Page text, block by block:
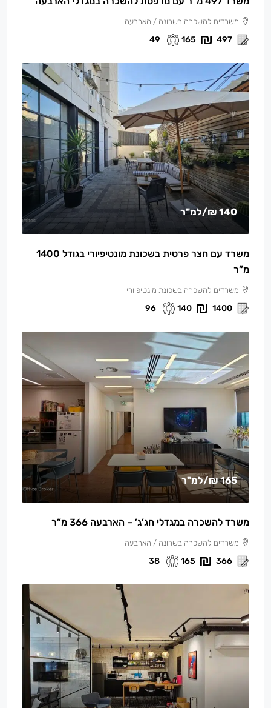
משרדים להשכרה בשרונה / הארבעה
497
165
49
140 ₪ /למ"ר
משרד עם חצר פרטית בשכונת מונטיפיורי בגודל 1400
מ”ר
משרדים להשכרה בשכונת מונטיפיורי
1400
140
96
165 ₪ /למ"ר
משרד להשכרה במגדלי חג’ג’ – הארבעה 366 מ”ר
משרדים להשכרה בשרונה / הארבעה
366
165
38